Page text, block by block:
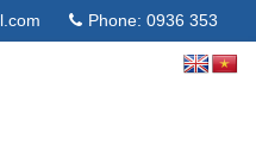
Phone: 0936 353